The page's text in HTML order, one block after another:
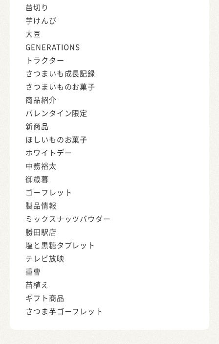
苗切り
芋けんぴ
大豆
GENERATIONS
トラクター
さつまいも成長記録
さつまいものお菓子
商品紹介
バレンタイン限定
新商品
ほしいものお菓子
ホワイトデー
中務裕太
御歳暮
ゴーフレット
製品情報
ミックスナッツパウダー
勝田駅店
塩と黒糖タブレット
テレビ放映
重曹
苗植え
ギフト商品
さつま芋ゴーフレット